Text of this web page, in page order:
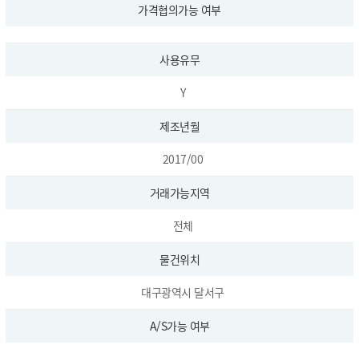
가격협의가능 여부
사용유무
Y
제조년월
2017/00
거래가능지역
전체
물건위치
대구광역시 달서구
A/S가능 여부